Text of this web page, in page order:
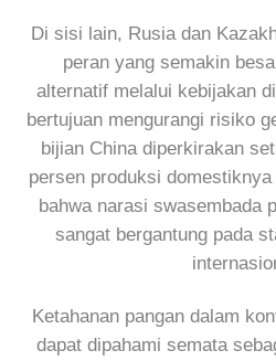
Di sisi lain, Rusia dan
peran yang semakin
alternatif melalui kebijakan
bertujuan mengurangi risiko
bijian China diperkirakan
persen produksi
bahwa narasi swasembada
sangat bergantung pada
Ketahanan pangan dalam
dapat dipahami semata